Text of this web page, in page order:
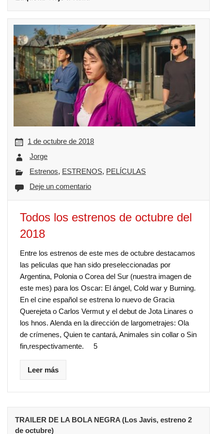
1 de octubre de 2018
Jorge
Estrenos, ESTRENOS, PELÍCULAS
Deje un comentario
Todos los estrenos de octubre del
2018
Entre los estrenos de este mes de octubre destacamos
las peliculas que han sido preseleccionadas por
Argentina, Polonia o Corea del Sur (nuestra imagen de
este mes) para los Oscar: El ángel, Cold war y Burning.
En el cine español se estrena lo nuevo de Gracia
Querejeta o Carlos Vermut y el debut de Jota Linares o
los hnos. Alenda en la dirección de largometrajes: Ola
de crímenes, Quien te cantará, Animales sin collar o Sin
fin,respectivamente. 5
Leer más
TRAILER DE LA BOLA NEGRA (Los Javis, estreno 2
de octubre)